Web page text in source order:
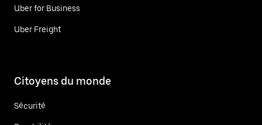
Uber for Business
Uber Freight
Citoyens du monde
Sécurité